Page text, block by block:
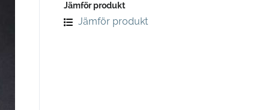
Jämför produkt
Jämför produkt